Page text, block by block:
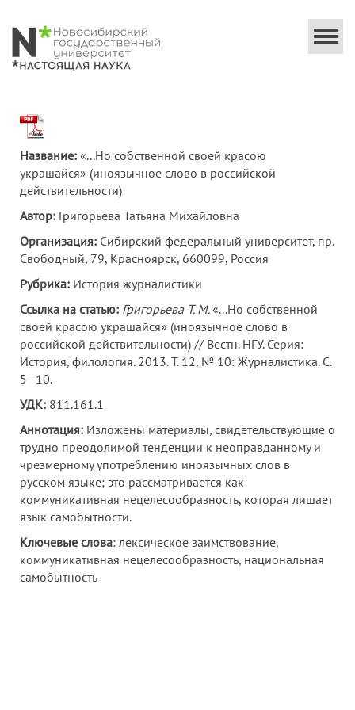
Название: «...Но собственной своей красою
украшайся» (иноязычное слово в российской
действительности)
Автор: Григорьева Татьяна Михайловна
Организация: Сибирский федеральный университет, пр.
Свободный, 79, Красноярск, 660099, Россия
Рубрика: История журналистики
Ссылка на статью: Григорьева Т. М.«...Но собственной
своей красою украшайся» (иноязычное слово в
российской действительности) // Вестн. НГУ. Серия:
История, филология. 2013. Т. 12, № 10: Журналистика. С.
5–10.
УДК: 811.161.1
Аннотация: Изложены материалы, свидетельствующие о
трудно преодолимой тенденции к неоправданному и
чрезмерному употреблению иноязычных слов в
русском языке; это рассматривается как
коммуникативная нецелесообразность, которая лишает
язык самобытности.
Ключевые слова: лексическое заимствование,
коммуникативная нецелесообразность, национальная
самобытность